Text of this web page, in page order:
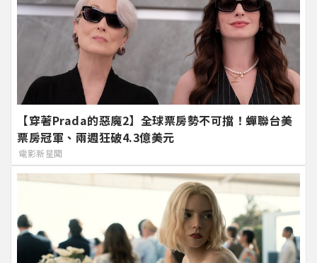
【穿著Prada的惡魔2】全球票房勢不可擋！蟬聯台美
票房冠軍、兩週狂破4.3億美元
電影新星聞